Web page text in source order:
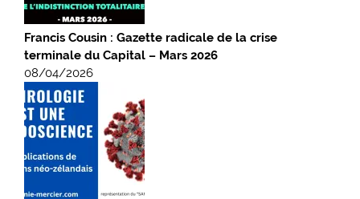
Francis Cousin : Gazette radicale de la crise
terminale du Capital – Mars 2026
08/04/2026